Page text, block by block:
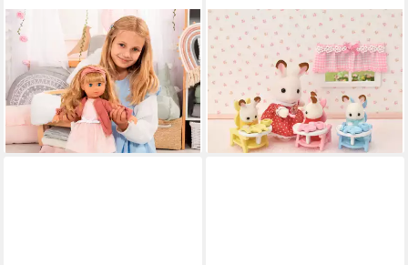
BAYER
Stehpuppe Charlene, 46 cm,
altrosa, mit Funktion
67,37 € UVP99,99 €
-33%
lieferbar - in 3-4 Werktagen bei dir
SYLVANIAN FAMILIES
Spielfigur Erstausstattung für
Drillinge (5532)
33,14 €
lieferbar - in 7-9 Werktagen bei dir